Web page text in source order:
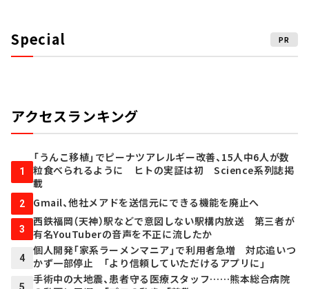
Special PR
アクセスランキング
1
「うんこ移植」でピーナツアレルギー改善、15人中6人が数
粒食べられるように ヒトの実証は初 Science系列誌掲
載
2 Gmail、他社メアドを送信元にできる機能を廃止へ
3
西鉄福岡（天神）駅などで意図しない駅構内放送 第三者が
有名YouTuberの音声を不正に流したか
4
個人開発「家系ラーメンマニア」で利用者急増 対応追いつ
かず一部停止 「より信頼していただけるアプリに」
5
手術中の大地震、患者守る医療スタッフ……熊本総合病院